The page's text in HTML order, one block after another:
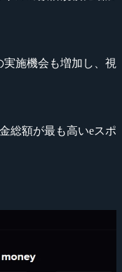
施機会も増加し、視
総額が最も高いeスポ